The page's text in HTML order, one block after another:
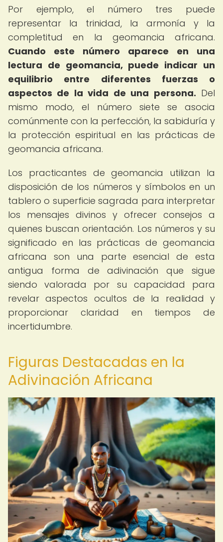
Por ejemplo, el número tres puede
representar la trinidad, la armonía y la
completitud en la geomancia africana.
Cuando este número aparece en una
lectura de geomancia, puede indicar un
equilibrio entre diferentes fuerzas o
aspectos de la vida de una persona. Del
mismo modo, el número siete se asocia
comúnmente con la perfección, la sabiduría y
la protección espiritual en las prácticas de
geomancia africana.
Los practicantes de geomancia utilizan la
disposición de los números y símbolos en un
tablero o superficie sagrada para interpretar
los mensajes divinos y ofrecer consejos a
quienes buscan orientación. Los números y su
significado en las prácticas de geomancia
africana son una parte esencial de esta
antigua forma de adivinación que sigue
siendo valorada por su capacidad para
revelar aspectos ocultos de la realidad y
proporcionar claridad en tiempos de
incertidumbre.
Figuras Destacadas en la
Adivinación Africana